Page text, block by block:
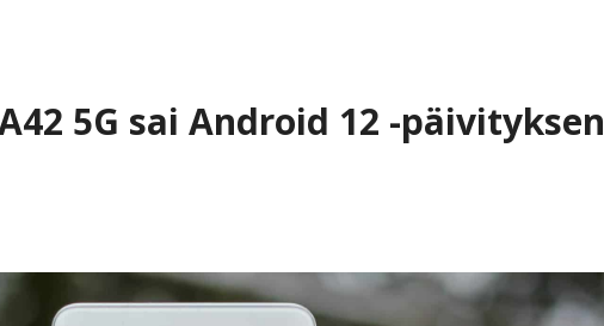
5G sai Android 12 -päivityksen